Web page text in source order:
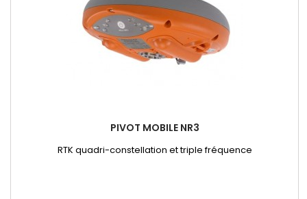
PIVOT MOBILE NR3
RTK quadri-constellation et triple fréquence